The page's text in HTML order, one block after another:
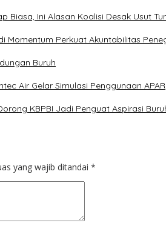
Biasa, Ini Alasan Koalisi Desak Usut
Momentum Perkuat Akuntabilitas
Buruh
Air Gelar Simulasi Penggunaan APAR
KBPBI Jadi Penguat Aspirasi
yang wajib ditandai *